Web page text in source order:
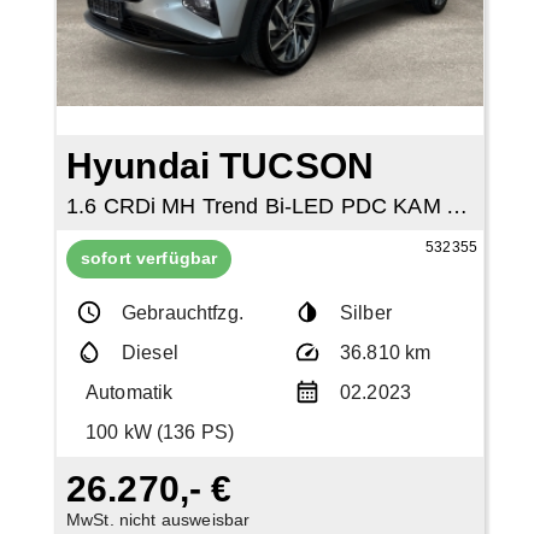
Hyundai TUCSON
1.6 CRDi MH Trend Bi-LED PDC KAM ACC NAVI
sofort verfügbar
532355
Gebrauchtfzg.
Silber
Diesel
36.810 km
Automatik
02.2023
100 kW (136 PS)
26.270,- €
MwSt. nicht ausweisbar